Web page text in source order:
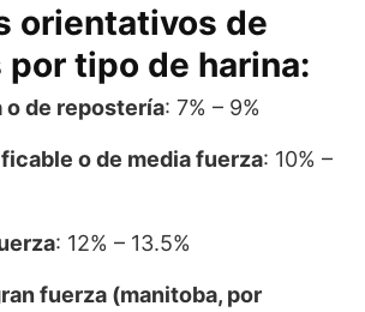
orientativos de
tipo de harina:
o de repostería: 7% – 9%
o de media fuerza: 10% –
: 12% – 13.5%
fuerza (manitoba, por